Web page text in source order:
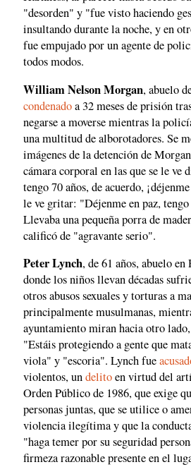
"desorden" y "fue visto haciendo
insultando durante la noche, y en
fue empujado por un agente de
todos modos.
William Nelson Morgan, abuelo
condenadoa 32 meses de prisión
negarse a moverse mientras la
una multitud de alborotadores. Se
imágenes de la detención de
cámara corporal en las que se le ve
tengo 70 años, de acuerdo,
le ve gritar: "Déjenme en paz,
Llevaba una pequeña porra de
calificó de "agravante serio".
Peter Lynch, de 61 años, abuelo
donde los niños llevan décadas
otros abusos sexuales y torturas a
principalmente musulmanas,
ayuntamiento miran hacia otro
"Estáis protegiendo a gente que
viola" y "escoria". Lynch fue
violentos, undelitoen virtud del
Orden Público de 1986, que exige
personas juntas, que se utilice o
violencia ilegítima y que la
"haga temer por su seguridad
firmeza razonable presente en el